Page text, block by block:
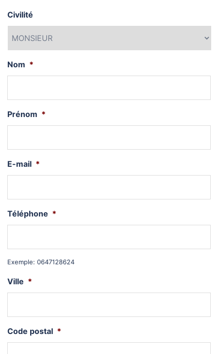
Civilité
Nom *
Prénom *
E-mail *
Téléphone *
Exemple: 0647128624
Ville *
Code postal *